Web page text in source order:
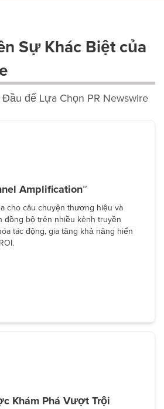
Sự Khác Biệt của
để Lựa Chọn PR Newswire
Amplification™
cho câu chuyện thương hiệu và
đồng bộ trên nhiều kênh truyền
tác động, gia tăng khả năng hiển
Khám Phá Vượt Trội